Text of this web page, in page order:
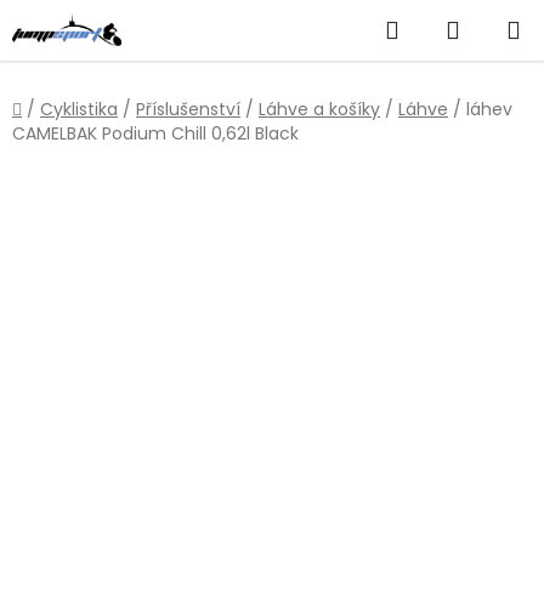
na
obsah
Hledat
KOŠÍK
Domů
/ Cyklistika / Příslušenství / Láhve a košíky / Láhve / láhev
CAMELBAK Podium Chill 0,62l Black